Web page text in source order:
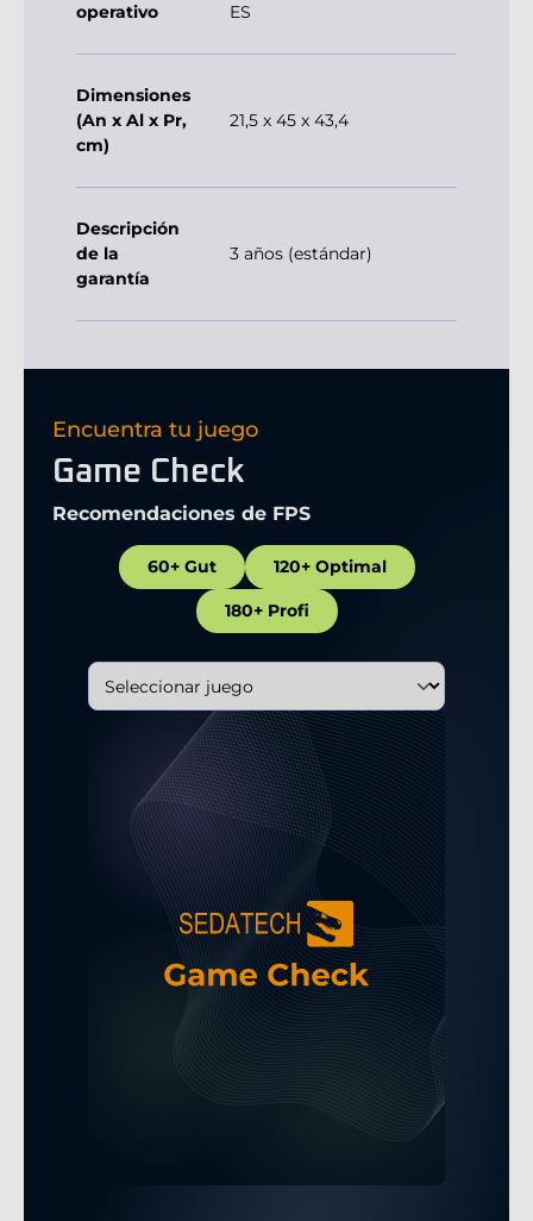
operativo
ES
Dimensiones
(An x Al x Pr,
cm)
21,5 x 45 x 43,4
Descripción
de la
garantía
3 años (estándar)
Encuentra tu juego
Game Check
Recomendaciones de FPS
60+ Gut 120+ Optimal
180+ Profi